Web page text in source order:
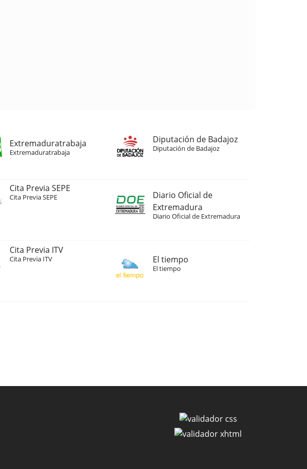
Extremaduratrabaja
Extremaduratrabaja
Diputación de Badajoz
Diputación de Badajoz
Cita Previa SEPE
Cita Previa SEPE
Diario Oficial de
Extremadura
Diario Oficial de Extremadura
Cita Previa ITV
Cita Previa ITV El tiempo
El tiempo